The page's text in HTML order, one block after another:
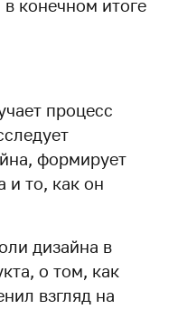
конечном итоге
процесс
формирует
и то, как он
дизайна в
о том, как
взгляд на